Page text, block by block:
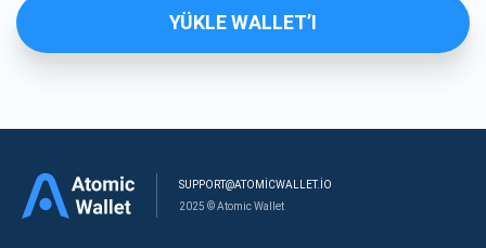
YÜKLE WALLET’I
SUPPORT@ATOMICWALLET.IO
2025 © Atomic Wallet